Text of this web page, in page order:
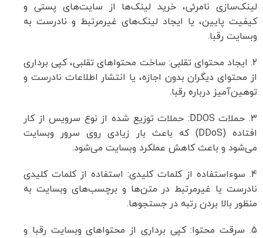
لینک‌سازی نامرئی، خرید لینک‌ها از سایت‌های پستی و
کیفیت پایین، یا ایجاد لینک‌های غیرمرتبط و نادرست به
وبسایت رقبا.
2. ایجاد محتوای تقلبی: ساخت محتواهای تقلبی، کپی برداری
از محتوای دیگران بدون اجازه، یا انتشار اطلاعات نادرست و
توهین‌آمیز درباره رقبا.
3. حملات DDOS: حملات توزیع شده از نوع سرویس از کار
افتاده (DDoS) که باعث بار زیادی روی سرور وبسایت
می‌شود و باعث کاهش عملکرد وبسایت می‌شود.
4. سوءاستفاده از کلمات کلیدی: استفاده از کلمات کلیدی
نادرست یا غیرمرتبط در متن‌ها و برچسب‌های وبسایت به
منظور بالا بردن رتبه در جستجوها.
5. سرقت محتوا: کپی برداری از محتواهای وبسایت رقبا و